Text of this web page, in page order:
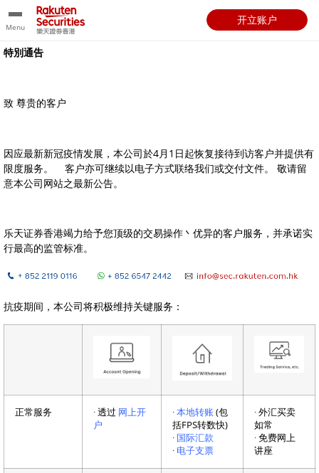
Menu
开立账户
特別通告
致 尊贵的客户
因应最新新冠疫情发展，本公司於4月1日起恢复接待到访客户并提供有
限度服务。
客户亦可继续以电子方式联络我们或交付文件。 敬请留
意本公司网站之最新公告。
乐天证券香港竭力给予您顶级的交易操作丶优异的客户服务，并承诺实
行最高的监管标准。
抗疫期间，本公司将积极维持关键服务：
正常服务 ∙ 透过 网上开
户
∙本地转账(包
括FPS转数快)
∙ 国际汇款
∙ 电子支票
∙ 外汇买卖
如常
∙ 免费网上
讲座